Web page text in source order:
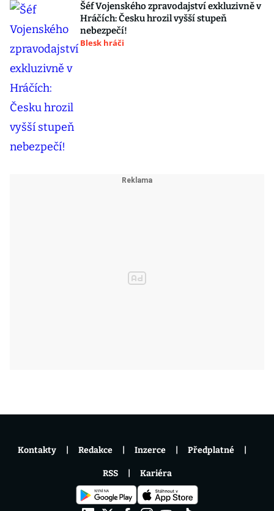
Šéf Vojenského zpravodajství exkluzivně v
Hráčích: Česku hrozil vyšší stupeň
nebezpečí!
Blesk hráči
Kontakty Redakce Inzerce Předplatné
RSS Kariéra